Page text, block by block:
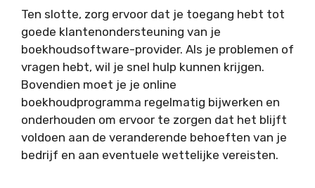
Ten slotte, zorg ervoor dat je toegang hebt tot
goede klantenondersteuning van je
boekhoudsoftware-provider. Als je problemen of
vragen hebt, wil je snel hulp kunnen krijgen.
Bovendien moet je je online
boekhoudprogramma regelmatig bijwerken en
onderhouden om ervoor te zorgen dat het blijft
voldoen aan de veranderende behoeften van je
bedrijf en aan eventuele wettelijke vereisten.